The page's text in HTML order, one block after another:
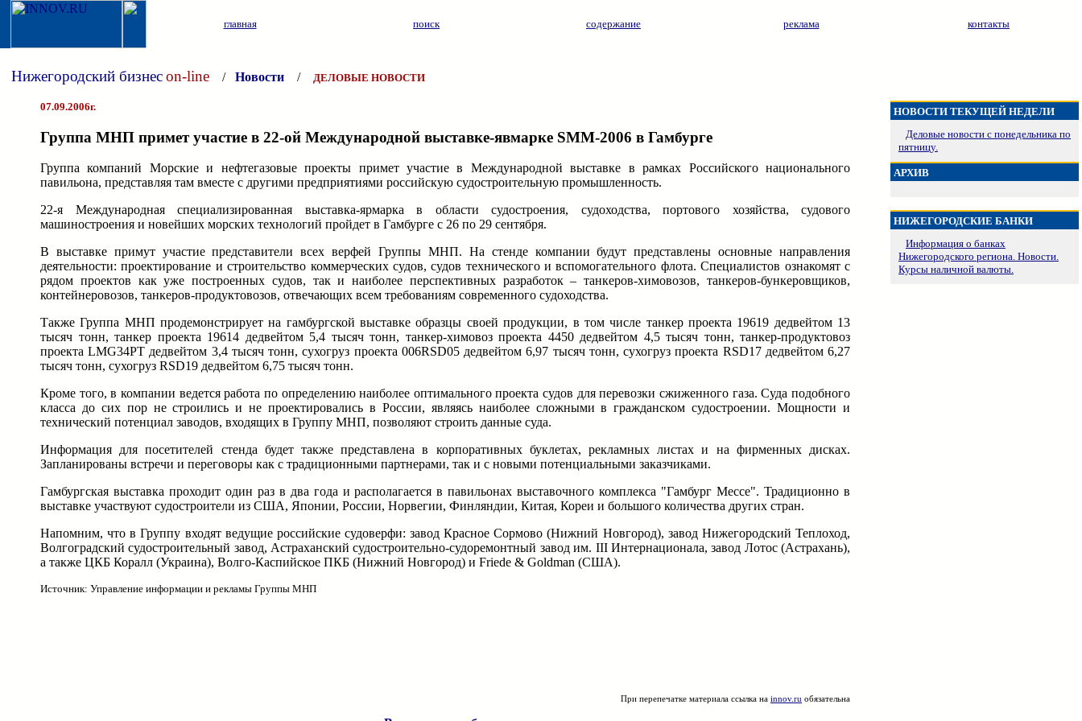
главная поиск содержание реклама контакты
Нижегородский бизнесon-line / Новости / ДЕЛОВЫЕ НОВОСТИ
07.09.2006г.
Группа МНП примет участие в 22-ой Международной выставке-явмарке SMM-2006 в Гамбурге
Группа компаний Морские и нефтегазовые проекты примет участие в Международной выставке в рамках Российского национального
павильона, представляя там вместе с другими предприятиями российскую судостроительную промышленность.
22-я Международная специализированная выставка-ярмарка в области судостроения, судоходства, портового хозяйства, судового
машиностроения и новейших морских технологий пройдет в Гамбурге с 26 по 29 сентября.
В выставке примут участие представители всех верфей Группы МНП. На стенде компании будут представлены основные направления
деятельности: проектирование и строительство коммерческих судов, судов технического и вспомогательного флота. Специалистов ознакомят с
рядом проектов как уже построенных судов, так и наиболее перспективных разработок – танкеров-химовозов, танкеров-бункеровщиков,
контейнеровозов, танкеров-продуктовозов, отвечающих всем требованиям современного судоходства.
Также Группа МНП продемонстрирует на гамбургской выставке образцы своей продукции, в том числе танкер проекта 19619 дедвейтом 13
тысяч тонн, танкер проекта 19614 дедвейтом 5,4 тысяч тонн, танкер-химовоз проекта 4450 дедвейтом 4,5 тысяч тонн, танкер-продуктовоз
проекта LMG34PT дедвейтом 3,4 тысяч тонн, сухогруз проекта 006RSD05 дедвейтом 6,97 тысяч тонн, сухогруз проекта RSD17 дедвейтом 6,27
тысяч тонн, сухогруз RSD19 дедвейтом 6,75 тысяч тонн.
Кроме того, в компании ведется работа по определению наиболее оптимального проекта судов для перевозки сжиженного газа. Суда подобного
класса до сих пор не строились и не проектировались в России, являясь наиболее сложными в гражданском судостроении. Мощности и
технический потенциал заводов, входящих в Группу МНП, позволяют строить данные суда.
Информация для посетителей стенда будет также представлена в корпоративных буклетах, рекламных листах и на фирменных дисках.
Запланированы встречи и переговоры как с традиционными партнерами, так и с новыми потенциальными заказчиками.
Гамбургская выставка проходит один раз в два года и располагается в павильонах выставочного комплекса "Гамбург Мессе". Традиционно в
выставке участвуют судостроители из США, Японии, России, Норвегии, Финляндии, Китая, Кореи и большого количества других стран.
Напомним, что в Группу входят ведущие российские судоверфи: завод Красное Сормово (Нижний Новгород), завод Нижегородский Теплоход,
Волгоградский судостроительный завод, Астраханский судостроительно-судоремонтный завод им. III Интернационала, завод Лотос (Астрахань),
а также ЦКБ Коралл (Украина), Волго-Каспийское ПКБ (Нижний Новгород) и Friede & Goldman (США).
Источник: Управление информации и рекламы Группы МНП
При перепечатке материала ссылка на innov.ru обязательна
НОВОСТИ ТЕКУЩЕЙ НЕДЕЛИ
Деловые новости с понедельника по
пятницу.
АРХИВ
НИЖЕГОРОДСКИЕ БАНКИ
Информация о банках
Нижегородского региона. Новости.
Курсы наличной валюты.